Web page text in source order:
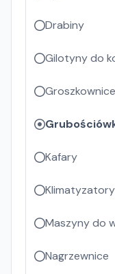
Drabiny
Gilotyny do
Groszkownice
Kafary
Klimatyzatory
Maszyny do
Nagrzewnice